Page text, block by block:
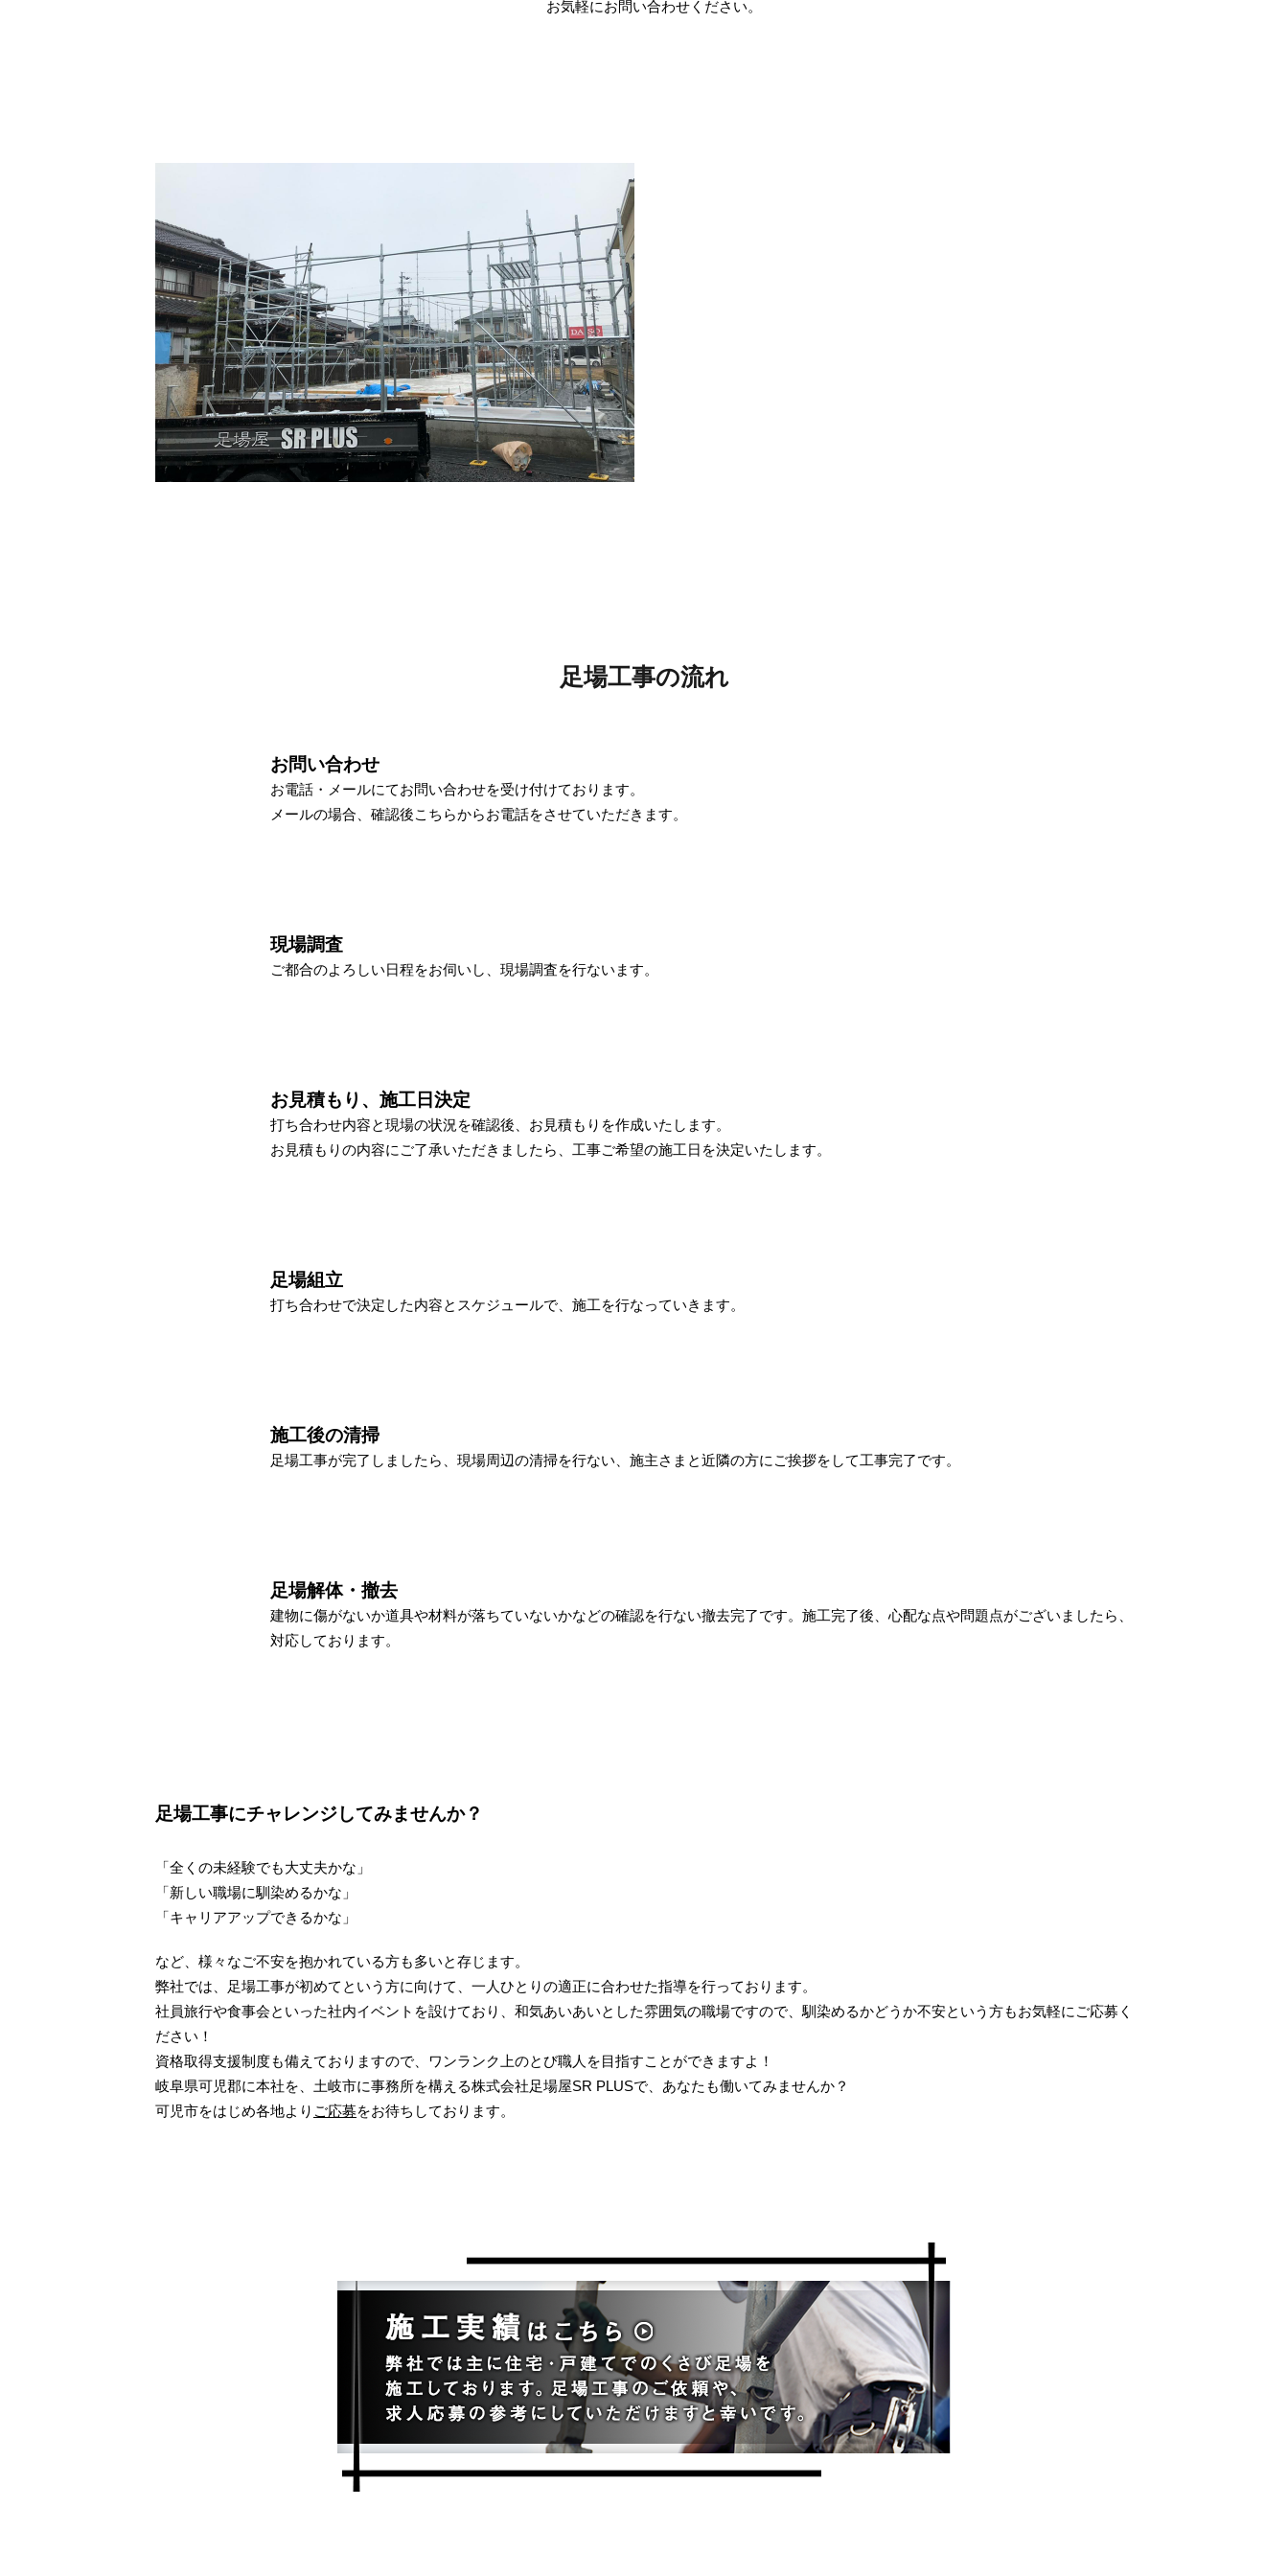
お気軽にお問い合わせください。
足場工事の流れ
お問い合わせ
お電話・メールにてお問い合わせを受け付けております。
メールの場合、確認後こちらからお電話をさせていただきます。
現場調査
ご都合のよろしい日程をお伺いし、現場調査を行ないます。
お見積もり、施工日決定
打ち合わせ内容と現場の状況を確認後、お見積もりを作成いたします。
お見積もりの内容にご了承いただきましたら、工事ご希望の施工日を決定いたします。
足場組立
打ち合わせで決定した内容とスケジュールで、施工を行なっていきます。
施工後の清掃
足場工事が完了しましたら、現場周辺の清掃を行ない、施主さまと近隣の方にご挨拶をして工事完了です。
足場解体・撤去
建物に傷がないか道具や材料が落ちていないかなどの確認を行ない撤去完了です。施工完了後、心配な点や問題点がございましたら、即
対応しております。
足場工事にチャレンジしてみませんか？
「全くの未経験でも大丈夫かな」
「新しい職場に馴染めるかな」
「キャリアアップできるかな」
など、様々なご不安を抱かれている方も多いと存じます。
弊社では、足場工事が初めてという方に向けて、一人ひとりの適正に合わせた指導を行っております。
社員旅行や食事会といった社内イベントを設けており、和気あいあいとした雰囲気の職場ですので、馴染めるかどうか不安という方もお気軽にご応募く
ださい！
資格取得支援制度も備えておりますので、ワンランク上のとび職人を目指すことができますよ！
岐阜県可児郡に本社を、土岐市に事務所を構える株式会社足場屋SR PLUSで、あなたも働いてみませんか？
可児市をはじめ各地より ご応募をお待ちしております。